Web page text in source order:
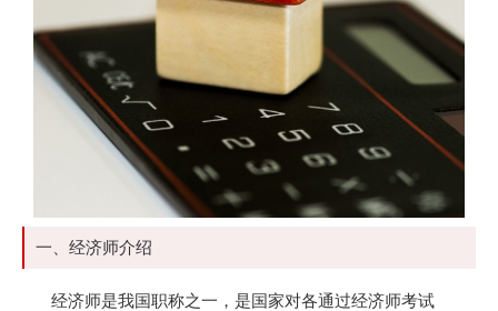
一、经济师介绍
经济师是我国职称之一，是国家对各通过经济师考试